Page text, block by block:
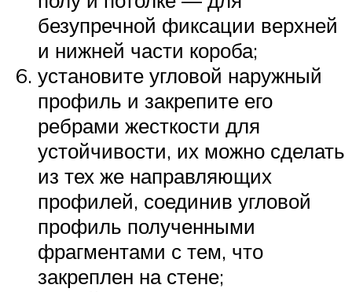
безупречной фиксации верхней
и нижней части короба;
установите угловой наружный
профиль и закрепите его
ребрами жесткости для
устойчивости, их можно сделать
из тех же направляющих
профилей, соединив угловой
профиль полученными
фрагментами с тем, что
закреплен на стене;